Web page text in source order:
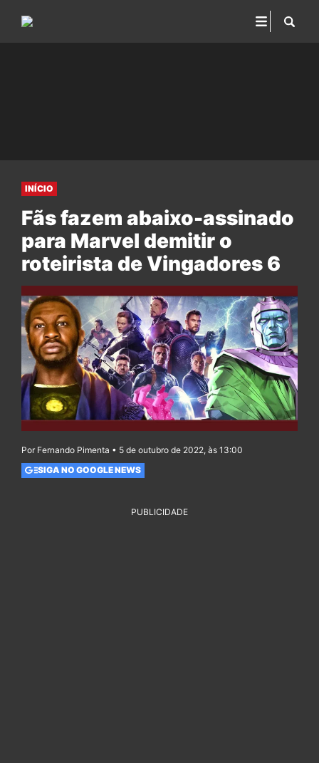
INÍCIO
Fãs fazem abaixo-assinado
para Marvel demitir o
roteirista de Vingadores 6
Por Fernando Pimenta • 5 de outubro de 2022, às 13:00
SIGA NO GOOGLE NEWS
PUBLICIDADE